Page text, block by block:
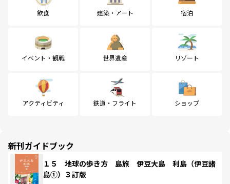
飲食 建築・アート 宿泊
イベント・観戦 世界遺産 リゾート
アクティビティ 鉄道・フライト ショップ
新刊ガイドブック
１５ 地球の歩き方 島旅 伊豆大島 利島（伊豆諸
島①）３訂版